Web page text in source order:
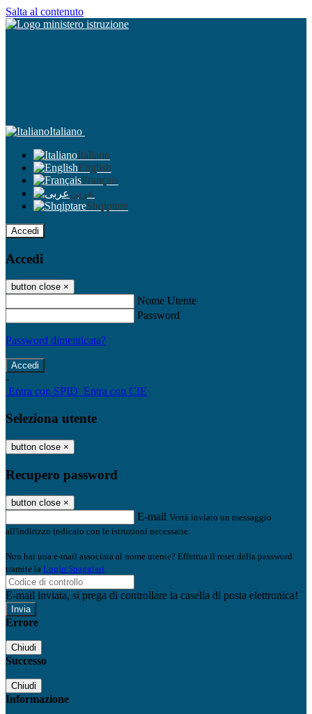
Salta al contenuto
Italiano
Italiano
English
Français
عربى
Shqiptare
Accedi
Accedi
button close ×
Nome Utente
Password
Password dimenticata?
-
Entra con SPID Entra con CIE
Seleziona utente
button close ×
Recupero password
button close ×
E-mail Verrà inviato un messaggio
all'indirizzo indicato con le istruzioni necessarie.
Non hai una e-mail associata al nome utente? Effettua il reset della password
tramite la Login Spaggiari
E-mail inviata, si prega di controllare la casella di posta elettronica!
Errore
Chiudi
Successo
Chiudi
Informazione